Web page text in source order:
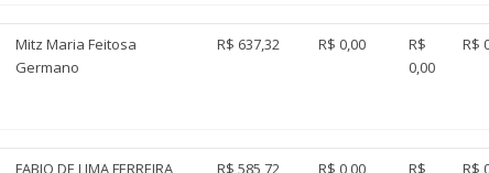
Mitz Maria Feitosa
Germano
R$ 637,32 R$ 0,00
R$
0,00
R$
FABIO DE LIMA FERREIRA R$ 585,72 R$ 0,00
R$
R$